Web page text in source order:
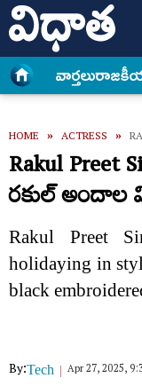
వార్త‌లు
HOME » ACTRESS »
Rakul
రకుల్ అందాల
Rakul Preet
holidaying in
black
By:Tech Apr 27, 2025,